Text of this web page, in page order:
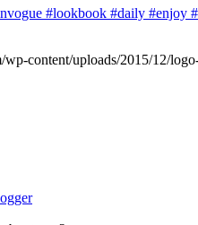
#lookbook #daily #enjoy
wp-content/uploads/2015/12/